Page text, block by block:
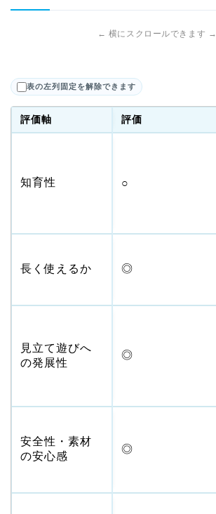
← 横にスクロールできます →
表の左列固定を解除できます
評価軸 評価
知育性 ○
長く使えるか ◎
見立て遊びへ
の発展性
◎
安全性・素材
の安心感
◎